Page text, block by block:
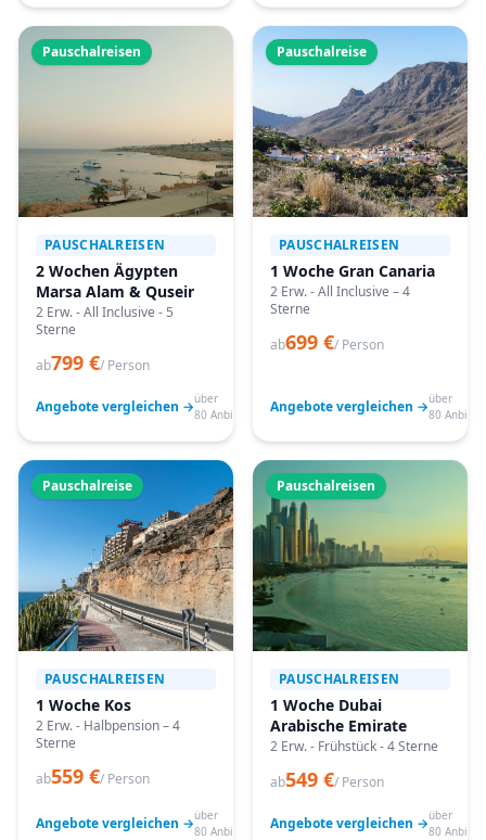
Pauschalreisen
PAUSCHALREISEN
2 Wochen Ägypten
Marsa Alam & Quseir
2 Erw. - All Inclusive - 5
Sterne
ab799 €/ Person
Angebote vergleichen →über
80 Anbieter
Pauschalreise
PAUSCHALREISEN
1 Woche Gran Canaria
2 Erw. - All Inclusive – 4
Sterne
ab699 €/ Person
Angebote vergleichen →über
80
Pauschalreise
PAUSCHALREISEN
1 Woche Kos
2 Erw. - Halbpension – 4
Sterne
ab559 €/ Person
Angebote vergleichen →über
80 Anbieter
Pauschalreisen
PAUSCHALREISEN
1 Woche Dubai
Arabische Emirate
2 Erw. - Frühstück - 4 Sterne
ab549 €/ Person
Angebote vergleichen →über
80